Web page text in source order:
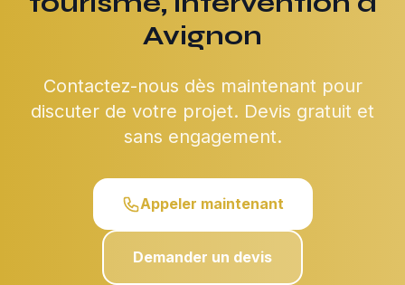
Avignon
Contactez-nous dès maintenant pour
discuter de votre projet. Devis gratuit et
sans engagement.
Appeler maintenant
Demander un devis